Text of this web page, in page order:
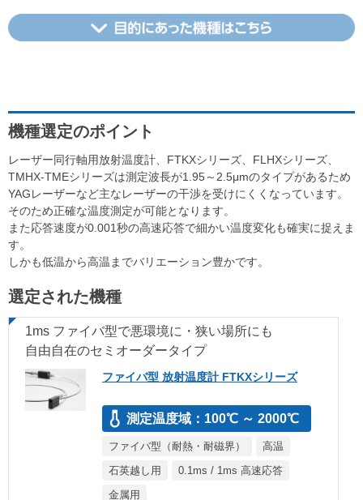
機種選定のポイント
レーザー同行軸用放射温度計、FTKXシリーズ、FLHXシリーズ、
TMHX-TMEシリーズは測定波長が1.95～2.5μmのタイプがあるため
YAGレーザーなど主なレーザーの干渉を受けにくくなっています。
そのため正確な温度測定が可能となります。
また応答速度が0.001秒の高速応答で細かい温度変化も確実に捉えま
す。
しかも低温から高温までバリエーション豊かです。
選定された機種
1ms ファイバ型で悪環境に・狭い場所にも
自由自在のセミオーダータイプ
ファイバ型 放射温度計 FTKXシリーズ
測定温度域：100℃ ～ 2000℃
ファイバ型（耐熱・耐磁界）
高温
石英越し用
0.1ms / 1ms 高速応答
金属用